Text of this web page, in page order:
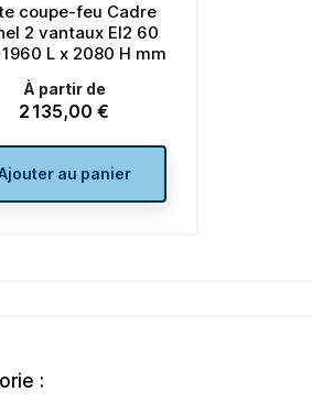
coupe-feu Cadre
2 vantaux EI2 60
L x 2080 H mm
À partir de
Prix
2 135,00 €
au panier
: